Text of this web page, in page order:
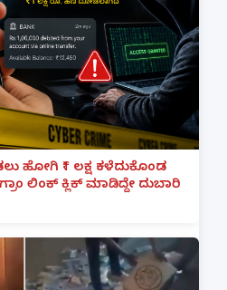
ಹೋಗಿ ₹1 ಲಕ್ಷ ಕಳೆದುಕೊಂಡ
ಲಿಂಕ್ ಕ್ಲಿಕ್ ಮಾಡಿದ್ದೇ ದುಬಾರಿ